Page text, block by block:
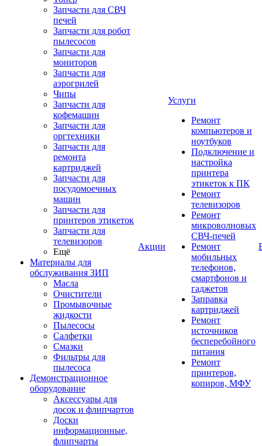
Запчасти для СВЧ
печей
Запчасти для робот
пылесосов
Запчасти для
мониторов
Запчасти для
аэрогрилей
Чипы
Запчасти для
кофемашин
Запчасти для
оргтехники
Запчасти для
ремонта
картриджей
Запчасти для
посудомоечных
машин
Запчасти для
принтеров этикеток
Запчасти для
телевизоров
Ещё
Материалы для
обслуживания ЗИП
Масла
Очистители
Промывочные
жидкости
Пылесосы
Салфетки
Смазки
Фильтры для
пылесоса
Демонстрационное
оборудование
Аксессуары для
досок и флипчартов
Доски
информационные,
флипчарты
Акции
Услуги
Ремонт
компьютеров и
ноутбуков
Подключение и
настройка
принтера
этикеток к ПК
Ремонт
телевизоров
Ремонт
микроволновых
СВЧ-печей
Ремонт
мобильных
телефонов,
смартфонов и
гаджетов
Заправка
картриджей
Ремонт
источников
бесперебойного
питания
Ремонт
принтеров,
копиров, МФУ